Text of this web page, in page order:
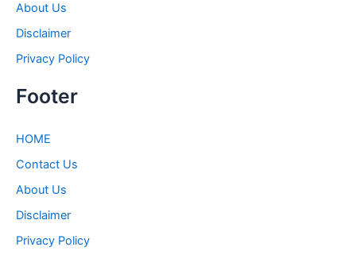
About Us
Disclaimer
Privacy Policy
Footer
HOME
Contact Us
About Us
Disclaimer
Privacy Policy